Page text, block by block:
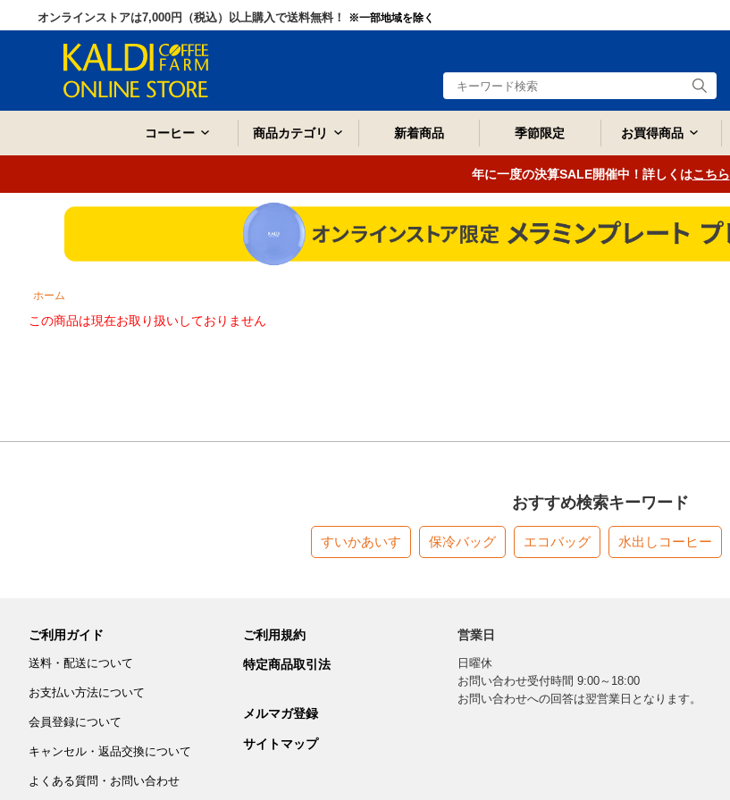
オンラインストアは7,000円（税込）以上購入で送料無料！ ※一部地域を除く
コーヒー 商品カテゴリ 新着商品 季節限定 お買得商品
年に一度の決算SALE開催中！詳しくはこちら
ホーム
この商品は現在お取り扱いしておりません
おすすめ検索キーワード
すいかあいす 保冷バッグ エコバッグ 水出しコーヒー
ご利用ガイド
送料・配送について
お支払い方法について
会員登録について
キャンセル・返品交換について
よくある質問・お問い合わせ
ご利用規約
特定商品取引法
メルマガ登録
サイトマップ
営業日
日曜休
お問い合わせ受付時間 9:00～18:00
お問い合わせへの回答は翌営業日となります。